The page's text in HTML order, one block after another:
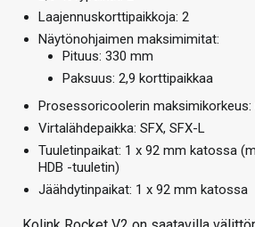
Laajennuskorttipaikkoja: 2
Näytönohjaimen maksimimitat:
Pituus: 330 mm
Paksuus: 2,9 korttipaikkaa
Prosessoricoolerin maksimikorkeus:
Virtalähdepaikka: SFX, SFX-L
Tuuletinpaikat: 1 x 92 mm katossa
HDB -tuuletin)
Jäähdytinpaikat: 1 x 92 mm katossa